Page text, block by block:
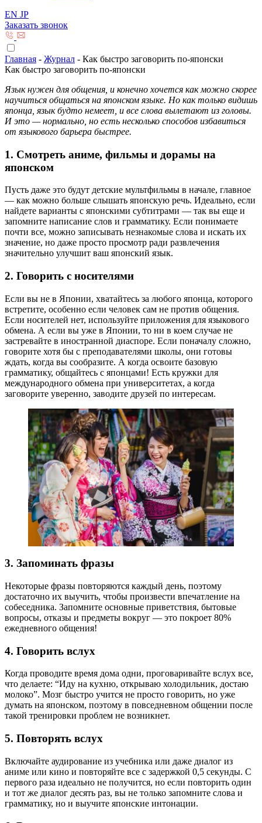
EN JP
Заказать звонок
Главная - Журнал - Как быстро заговорить по-японски
Как быстро заговорить по-японски
Язык нужен для общения, и конечно хочется как можно скорее
научиться общаться на японском языке. Но как только видишь
японца, язык будто немеет, и все слова вылетают из головы.
И это — нормально, но есть несколько способов избавиться
от языкового барьера быстрее.
1. Смотреть аниме, фильмы и дорамы на
японском
Пусть даже это будут детские мультфильмы в начале, главное
— как можно больше слышать японскую речь. Идеально, если
найдете варианты с японскими субтитрами — так вы еще и
запомните написание слов и грамматику. Если понимаете
почти все, можно записывать незнакомые слова и искать их
значение, но даже просто просмотр ради развлечения
значительно улучшит ваш японский язык.
2. Говорить с носителями
Если вы не в Японии, хватайтесь за любого японца, которого
встретите, особенно если человек сам не против общения.
Если носителей нет, используйте приложения для языкового
обмена. А если вы уже в Японии, то ни в коем случае не
застревайте в иностранной диаспоре. Если поначалу сложно,
говорите хотя бы с преподавателями школы, они готовы
ждать, когда вы сообразите. А когда освоите базовую
грамматику, общайтесь с японцами! Есть кружки для
международного обмена при университетах, а когда
заговорите уверенно, заводите друзей по интересам.
3. Запоминать фразы
Некоторые фразы повторяются каждый день, поэтому
достаточно их выучить, чтобы произвести впечатление на
собеседника. Запомните основные приветствия, бытовые
вопросы, отказы и предметы вокруг — это покроет 80%
ежедневного общения!
4. Говорить вслух
Когда проводите время дома одни, проговаривайте вслух все,
что делаете: “Иду на кухню, открываю холодильник, достаю
молоко”. Мозг быстро учится не просто говорить, но уже
думать на японском, поэтому в повседневном общении после
такой тренировки проблем не возникнет.
5. Повторять вслух
Включайте аудирование из учебника или даже диалог из
аниме или кино и повторяйте все с задержкой 0,5 секунды. С
первого раза идеально не получится, но если повторить один
и тот же диалог десять раз, вы не только запомните слова и
грамматику, но и выучите японские интонации.